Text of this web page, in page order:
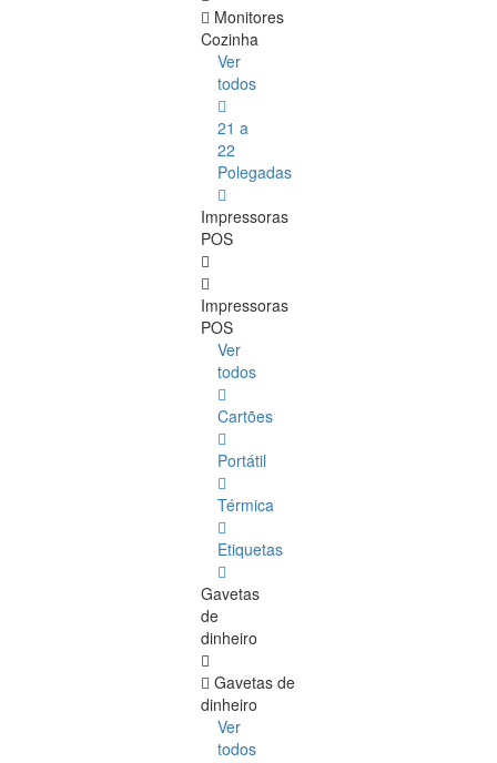
Monitores
Cozinha
Ver
todos
21 a
22
Polegadas
Impressoras
POS
Impressoras
POS
Ver
todos
Cartões
Portátil
Térmica
Etiquetas
Gavetas
de
dinheiro
Gavetas de
dinheiro
Ver
todos